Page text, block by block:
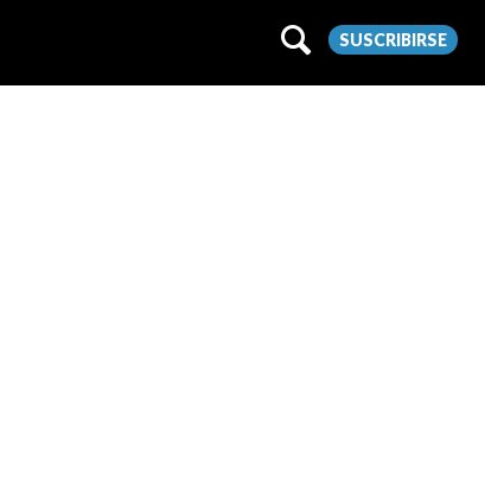
SUSCRIBIRSE